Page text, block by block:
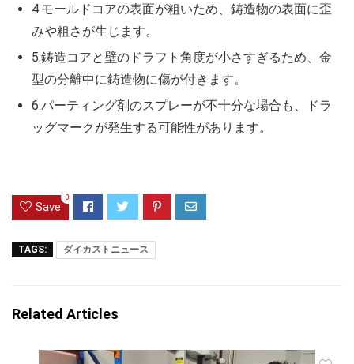
4.モールドコアの表面が粗いため、鋳造物の表面に歪
みや粗さが生じます。
5.鋳造コアと壁のドラフト角度が小さすぎるため、金
型の分離中に鋳造物に傷が付きます。
6.パーティング剤のス​​プレーが不十分な場合も、ドラ
ッグマークが発生する可能性があります。
Save
0
TAGS: ダイカストニュース
Related Articles